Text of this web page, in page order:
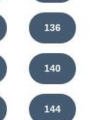
136
140
144